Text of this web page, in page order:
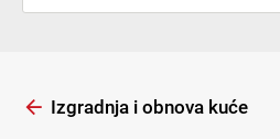
Izgradnja i obnova kuće